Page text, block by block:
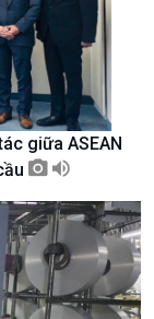
giữa ASEAN